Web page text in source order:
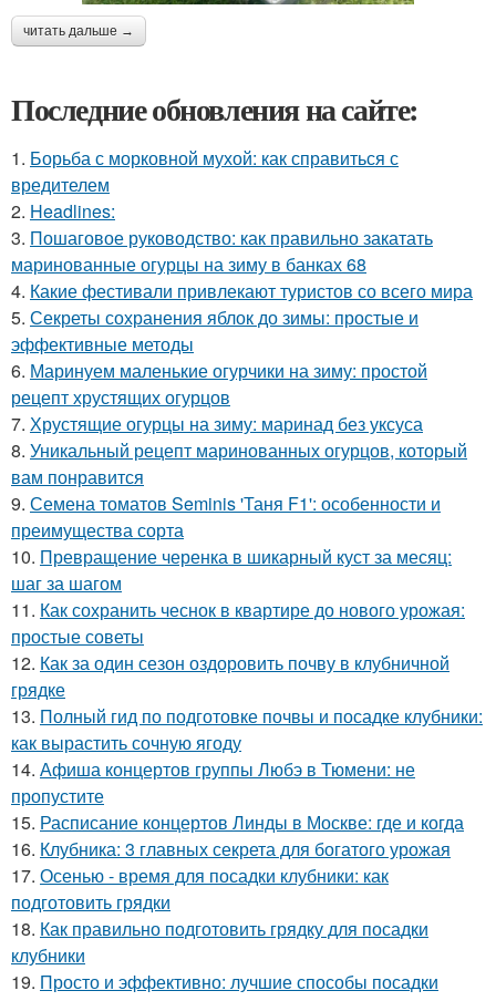
читать дальше →
Последние обновления на сайте:
1. Борьба с морковной мухой: как справиться с
вредителем
2. Headlines:
3. Пошаговое руководство: как правильно закатать
маринованные огурцы на зиму в банках 68
4. Какие фестивали привлекают туристов со всего мира
5. Секреты сохранения яблок до зимы: простые и
эффективные методы
6. Маринуем маленькие огурчики на зиму: простой
рецепт хрустящих огурцов
7. Хрустящие огурцы на зиму: маринад без уксуса
8. Уникальный рецепт маринованных огурцов, который
вам понравится
9. Семена томатов Seminis 'Таня F1': особенности и
преимущества сорта
10. Превращение черенка в шикарный куст за месяц:
шаг за шагом
11. Как сохранить чеснок в квартире до нового урожая:
простые советы
12. Как за один сезон оздоровить почву в клубничной
грядке
13. Полный гид по подготовке почвы и посадке клубники:
как вырастить сочную ягоду
14. Афиша концертов группы Любэ в Тюмени: не
пропустите
15. Расписание концертов Линды в Москве: где и когда
16. Клубника: 3 главных секрета для богатого урожая
17. Осенью - время для посадки клубники: как
подготовить грядки
18. Как правильно подготовить грядку для посадки
клубники
19. Просто и эффективно: лучшие способы посадки